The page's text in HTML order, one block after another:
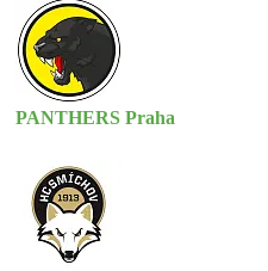
PANTHERS Praha